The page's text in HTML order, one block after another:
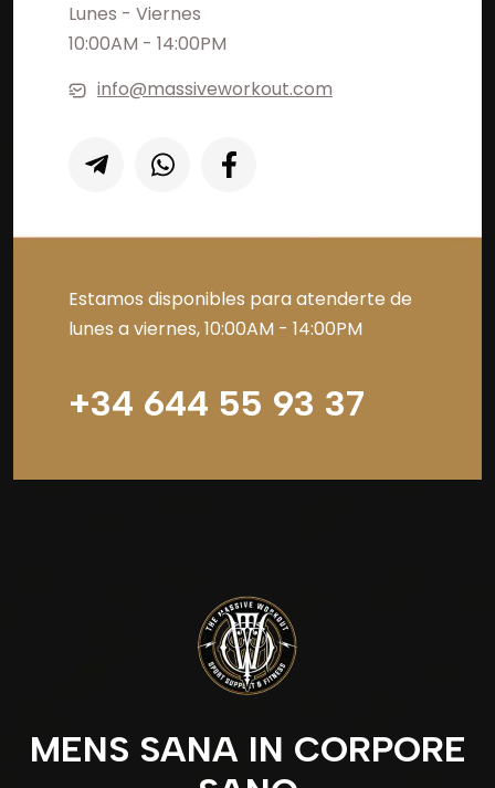
Lunes - Viernes
10:00AM - 14:00PM
info@massiveworkout.com
Estamos disponibles para atenderte de
lunes a viernes, 10:00AM - 14:00PM
+34 644 55 93 37
MENS SANA IN CORPORE